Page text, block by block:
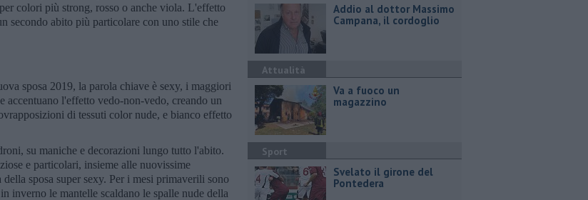
colori più strong, rosso o anche viola. L'effetto
secondo abito più particolare con uno stile che
sposa 2019, la parola chiave è sexy, i maggiori
l'effetto vedo-non-vedo, creando un
di tessuti color nude, e bianco effetto
su maniche e decorazioni lungo tutto l'abito.
e particolari, insieme alle nuovissime
sposa super sexy. Per i mesi primaverili sono
inverno le mantelle scaldano le spalle nude della
Addio al dottor Massimo
Campana, il cordoglio
Attualità
Va a fuoco un
magazzino
Sport
Svelato il girone del
Pontedera